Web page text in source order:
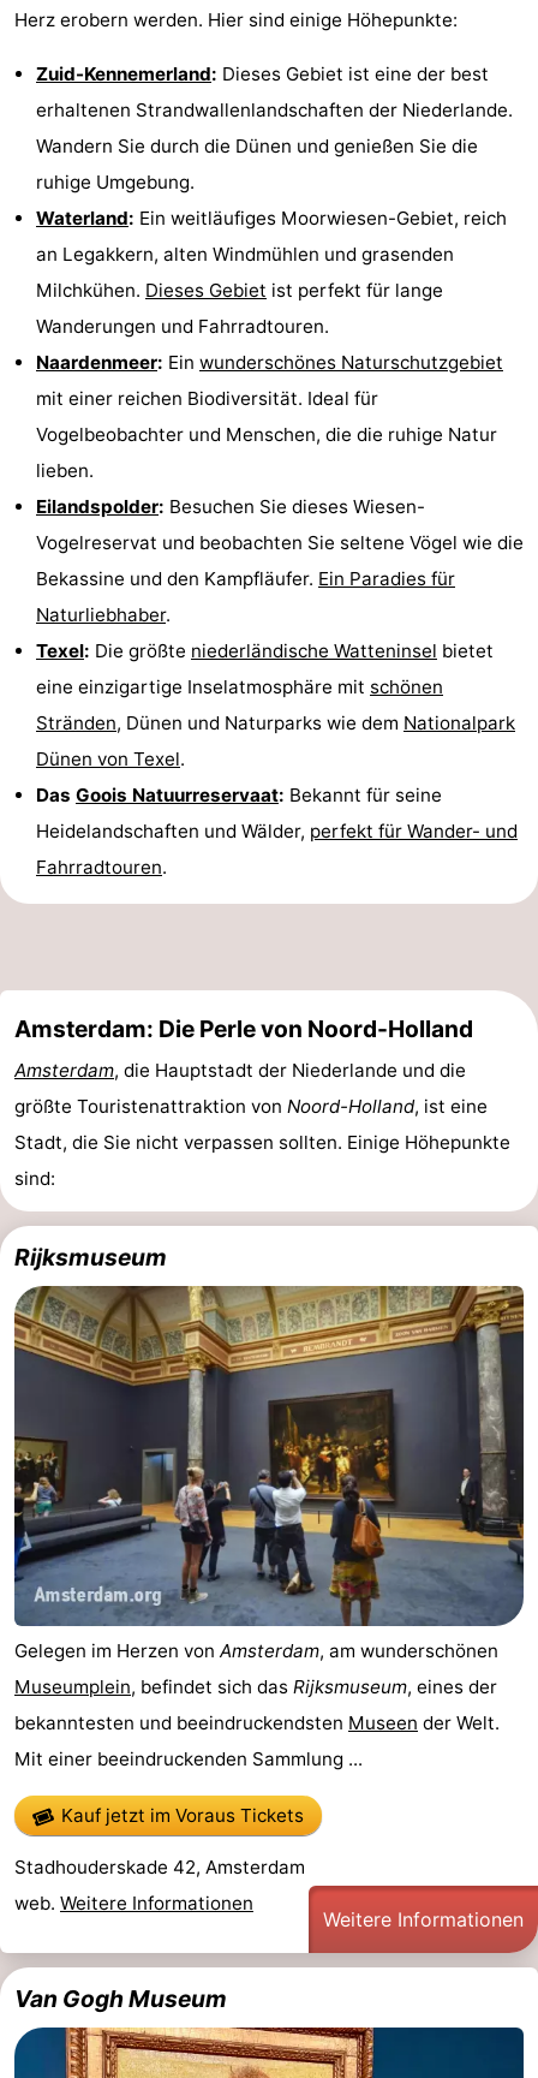
Texel
Kustpark
Texel
-
Sluftervallei
-
Strandhuys
Villapark
Residentie
Texel
Villapark
Vogelmient
Hotels
Zimmer
(mit
Frühstück)
Lastminutes
Strand
Sehen
&
tun
-
Museen
Denkmäler
Kirchen
-
Mühlen
Aussichtspunkte
Attraktionen
Rundfahrten
Spielplätze
-
Minigolfplätze
Natur
Führungen
Sport
-
Schwimmbader
-
Radfahren
-
Wandern
Surfen
-
Wattwandern
-
Sportangeln
Seehunden
und
Veranstaltungen
Forum
-
Fähre
-
Parken
Inselhüpfen
Reisebuchshop
Herz erobern werden. Hier sind einige Höhepunkte:
Zuid-Kennemerland: Dieses Gebiet ist eine der best
erhaltenen Strandwallenlandschaften der Niederlande.
Wandern Sie durch die Dünen und genießen Sie die
ruhige Umgebung.
Waterland: Ein weitläufiges Moorwiesen-Gebiet, reich
an Legakkern, alten Windmühlen und grasenden
Milchkühen. Dieses Gebiet ist perfekt für lange
Wanderungen und Fahrradtouren.
Naardenmeer: Ein wunderschönes Naturschutzgebiet
mit einer reichen Biodiversität. Ideal für
Vogelbeobachter und Menschen, die die ruhige Natur
lieben.
Eilandspolder: Besuchen Sie dieses Wiesen-
Vogelreservat und beobachten Sie seltene Vögel wie die
Bekassine und den Kampfläufer. Ein Paradies für
Naturliebhaber.
Texel: Die größte niederländische Watteninsel bietet
eine einzigartige Inselatmosphäre mit schönen
Stränden, Dünen und Naturparks wie dem Nationalpark
Dünen von Texel.
Das Goois Natuurreservaat: Bekannt für seine
Heidelandschaften und Wälder, perfekt für Wander- und
Fahrradtouren.
Amsterdam: Die Perle von Noord-Holland
Amsterdam, die Hauptstadt der Niederlande und die
größte Touristenattraktion von Noord-Holland, ist eine
Stadt, die Sie nicht verpassen sollten. Einige Höhepunkte
sind:
Rijksmuseum
Gelegen im Herzen von Amsterdam, am wunderschönen
Museumplein, befindet sich das Rijksmuseum, eines der
bekanntesten und beeindruckendsten Museen der Welt.
Mit einer beeindruckenden Sammlung ...
Kauf jetzt im Voraus Tickets
Stadhouderskade 42, Amsterdam
web. Weitere Informationen
Weitere Informationen
Van Gogh Museum